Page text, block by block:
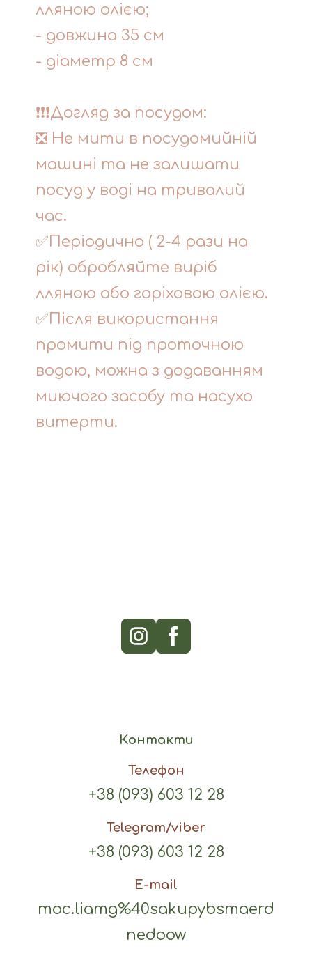
лляною олією;
- довжина 35 см
- діаметр 8 см
❗❗❗Догляд за посудом:
❎ Не мити в посудомийній
машині та не залишати
посуд у воді на тривалий
час.
✅Періодично ( 2-4 рази на
рік) обробляйте виріб
лляною або горіховою олією.
✅Після використання
промити під проточною
водою, можна з додаванням
миючого засобу та насухо
витерти.
Контакти
Телефон
+38 (093) 603 12 28
Telegram/viber
+38 (093) 603 12 28
E-mail
moc.liamg%40sakupybsmaerd
nedoow